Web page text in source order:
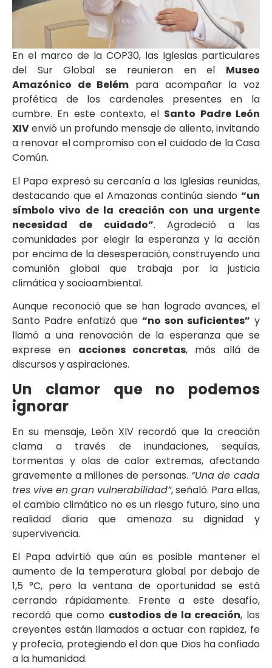
En el marco de la COP30, las Iglesias particulares
del Sur Global se reunieron en el Museo
Amazónico de Belém para acompañar la voz
profética de los cardenales presentes en la
cumbre. En este contexto, el Santo Padre León
XIVenvió un profundo mensaje de aliento, invitando
a renovar el compromiso con el cuidado de la Casa
Común.
El Papa expresó su cercanía a las Iglesias reunidas,
destacando que el Amazonas continúa siendo “un
símbolo vivo de la creación con una urgente
necesidad de cuidado”. Agradeció a las
comunidades por elegir la esperanza y la acción
por encima de la desesperación, construyendo una
comunión global que trabaja por la justicia
climática y socioambiental.
Aunque reconoció que se han logrado avances, el
Santo Padre enfatizó que “no son suficientes” y
llamó a una renovación de la esperanza que se
exprese en acciones concretas, más allá de
discursos y aspiraciones.
Un clamor que no podemos
ignorar
En su mensaje, León XIV recordó que la creación
clama a través de inundaciones, sequías,
tormentas y olas de calor extremas, afectando
gravemente a millones de personas. “Una de cada
tres vive en gran vulnerabilidad”, señaló. Para ellas,
el cambio climático no es un riesgo futuro, sino una
realidad diaria que amenaza su dignidad y
supervivencia.
El Papa advirtió que aún es posible mantener el
aumento de la temperatura global por debajo de
1,5 °C, pero la ventana de oportunidad se está
cerrando rápidamente. Frente a este desafío,
recordó que como custodios de la creación, los
creyentes están llamados a actuar con rapidez, fe
y profecía, protegiendo el don que Dios ha confiado
a la humanidad.